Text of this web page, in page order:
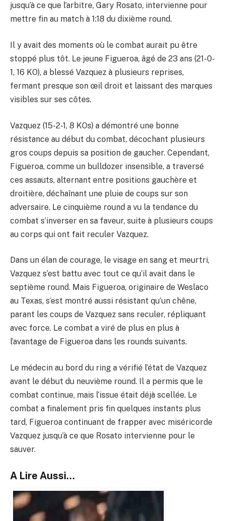
jusqu’à ce que l’arbitre, Gary Rosato, intervienne pour
mettre fin au match à 1:18 du dixième round.
Il y avait des moments où le combat aurait pu être
stoppé plus tôt. Le jeune Figueroa, âgé de 23 ans (21-0-
1, 16 KO), a blessé Vazquez à plusieurs reprises,
fermant presque son œil droit et laissant des marques
visibles sur ses côtes.
Vazquez (15-2-1, 8 KOs) a démontré une bonne
résistance au début du combat, décochant plusieurs
gros coups depuis sa position de gaucher. Cependant,
Figueroa, comme un bulldozer insensible, a traversé
ces assauts, alternant entre positions gauchère et
droitière, déchaînant une pluie de coups sur son
adversaire. Le cinquième round a vu la tendance du
combat s’inverser en sa faveur, suite à plusieurs coups
au corps qui ont fait reculer Vazquez.
Dans un élan de courage, le visage en sang et meurtri,
Vazquez s’est battu avec tout ce qu’il avait dans le
septième round. Mais Figueroa, originaire de Weslaco
au Texas, s’est montré aussi résistant qu’un chêne,
parant les coups de Vazquez sans reculer, répliquant
avec force. Le combat a viré de plus en plus à
l’avantage de Figueroa dans les rounds suivants.
Le médecin au bord du ring a vérifié l’état de Vazquez
avant le début du neuvième round. Il a permis que le
combat continue, mais l’issue était déjà scellée. Le
combat a finalement pris fin quelques instants plus
tard, Figueroa continuant de frapper avec miséricorde
Vazquez jusqu’à ce que Rosato intervienne pour le
sauver.
A Lire Aussi...